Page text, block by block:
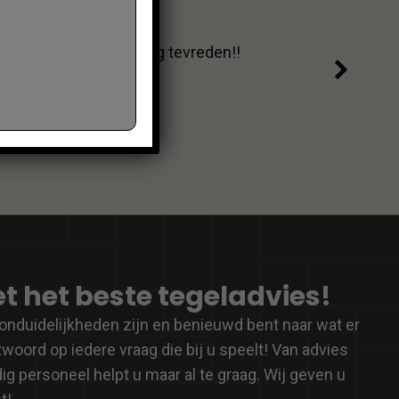
het beste tegeladvies!
zijn en benieuwd bent naar wat er
op iedere vraag die bij u speelt! Van advies
personeel helpt u maar al te graag. Wij geven u